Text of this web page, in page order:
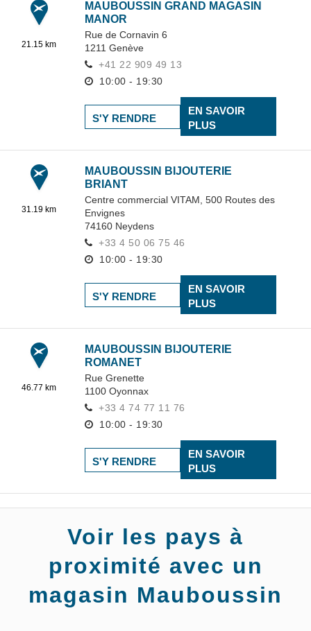
21.15 km
MAUBOUSSIN GRAND MAGASIN
MANOR
Rue de Cornavin 6
1211 Genève
+41 22 909 49 13
10:00 - 19:30
EN SAVOIR
PLUS
S'Y RENDRE
31.19 km
MAUBOUSSIN BIJOUTERIE
BRIANT
Centre commercial VITAM, 500 Routes des
Envignes
74160 Neydens
+33 4 50 06 75 46
10:00 - 19:30
EN SAVOIR
PLUS
S'Y RENDRE
46.77 km
MAUBOUSSIN BIJOUTERIE
ROMANET
Rue Grenette
1100 Oyonnax
+33 4 74 77 11 76
10:00 - 19:30
EN SAVOIR
PLUS
S'Y RENDRE
Voir les pays à
proximité avec un
magasin Mauboussin